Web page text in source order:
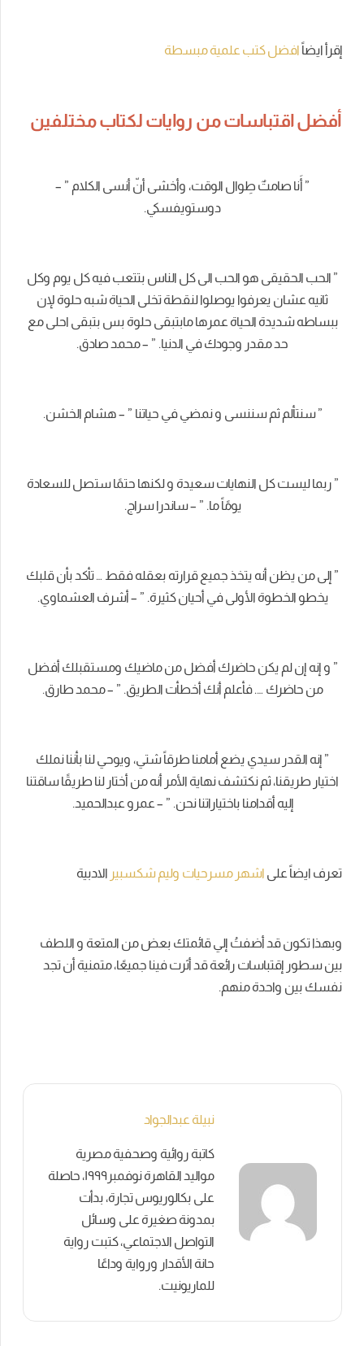
إقرأ ايضاً افضل كتب علمية مبسطة
أفضل اقتباسات من روايات لكتاب مختلفين
” أَنا صامتٌ طِوال الوقت، وأخشى أنّ أنسى الكلام ” –
دوستويفسكي.
” الحب الحقيقى هو الحب الى كل الناس بتتعب فيه كل يوم وكل
ثانيه عشان يعرفوا يوصلوا لنقطة تخلى الحياة شبه حلوة لإن
ببساطه شديدة الحياة عمرها مابتبقى حلوة بس بتبقى احلى مع
حد مقدر وجودك في الدنيا. ” – محمد صادق.
” سنتألم ثم سننسى و نمضي في حياتنا ” – هشام الخشن.
” ربما ليست كل النهايات سعيدة و لكنها حتمًا ستصل للسعادة
يومًاً ما. ” – ساندرا سراج.
” إلى من يظن أنه يتخذ جميع قرارته بعقله فقط … تأكد بأن قلبك
يخطو الخطوة الأولى في أحيان كثيرة. ” – أشرف العشماوي.
” و إنه إن لم يكن حاضرك أفضل من ماضيك ومستقبلك أفضل
من حاضرك …. فأعلم أنك أخطأت الطريق. ” – محمد طارق.
” إنه القدر سيدي يضع أمامنا طرقاً شتي، ويوحي لنا بأننا نملك
اختيار طريقنا، ثم نكتشف نهاية الأمر أنه من أختار لنا طريقًا ساقتنا
إليه أقدامنا باختياراتنا نحن. ” – عمرو عبدالحميد.
تعرف ايضاً على اشهر مسرحيات وليم شكسبير الادبية
وبهذا تكون قد أضفتُ إلي قائمتك بعض من المتعة و اللطف
بين سطور إقتباسات رائعة قد أثرت فينا جميعًا، متمنية أن تجد
نفسك بين واحدة منهم.
نبيلة عبدالجواد
كاتبة روائية وصحفية مصرية
مواليد القاهرة نوفمبر١٩٩٩، حاصلة
على بكالوريوس تجارة، بدأت
بمدونة صغيرة على وسائل
التواصل الاجتماعي، كتبت رواية
حانة الأقدار ورواية وداعًا
للماريونيت.